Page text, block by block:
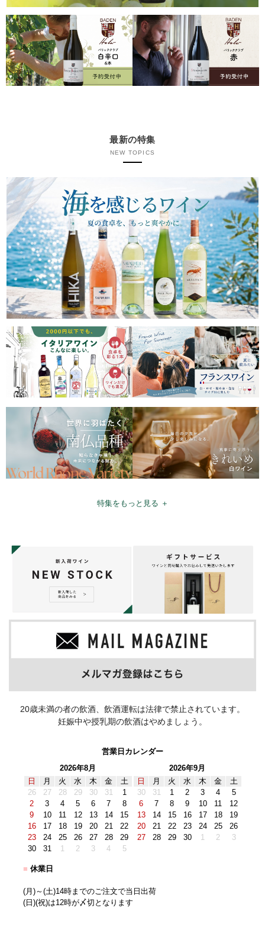
最新の特集
NEW TOPICS
特集をもっと見る ＋
20歳未満の者の飲酒、飲酒運転は法律で禁止されています。
妊娠中や授乳期の飲酒はやめましょう。
営業日カレンダー
2026年8月
日
月 火 水 木 金
土
26
27 28 29 30 31
1
2
3 4 5 6 7
8
9
10 11 12 13 14
15
16
17 18 19 20 21
22
23
24 25 26 27 28
29
30
31 1 2 3 4 5
2026年9月
日
月 火 水 木 金
土
30
31 1 2 3 4
5
6
7 8 9 10 11
12
13
14 15 16 17 18
19
20
21 22 23 24 25
26
27
28 29 30 1 2 3
■ 休業日
(月)～(土)14時までのご注文で当日出荷
(日)(祝)は12時が〆切となります